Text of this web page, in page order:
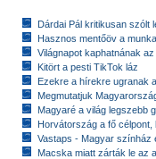
Dárdai Pál kritikusan szólt
Hasznos mentőöv a
Világnapot kaphatnának
Kitört a pesti TikTok láz
Ezekre a hírekre ugranak
Megmutatjuk
Magyaré a világ legszebb
Horvátország a fő célpont,
Vastaps - Magyar színház
Macska miatt zárták le az